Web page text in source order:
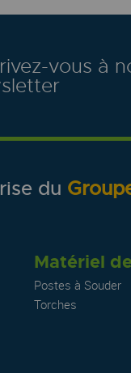
vous à
du
Matériel
Postes à Souder
Torches